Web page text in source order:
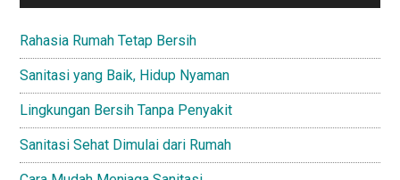
Rahasia Rumah Tetap Bersih
Sanitasi yang Baik, Hidup Nyaman
Lingkungan Bersih Tanpa Penyakit
Sanitasi Sehat Dimulai dari Rumah